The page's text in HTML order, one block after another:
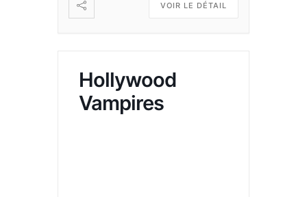
VOIR LE DÉTAIL
Hollywood
Vampires